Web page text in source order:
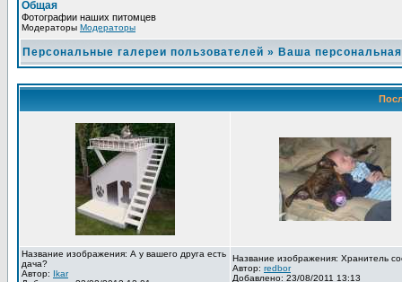
Общая
Фотографии наших питомцев
Модераторы Модераторы
Персональные галереи пользователей » Ваша
Название изображения: А у вашего друга есть
дача?
Автор: Ikar
Название изображения: Хранитель
Автор: redbor
Добавлено: 23/08/2011 13:13